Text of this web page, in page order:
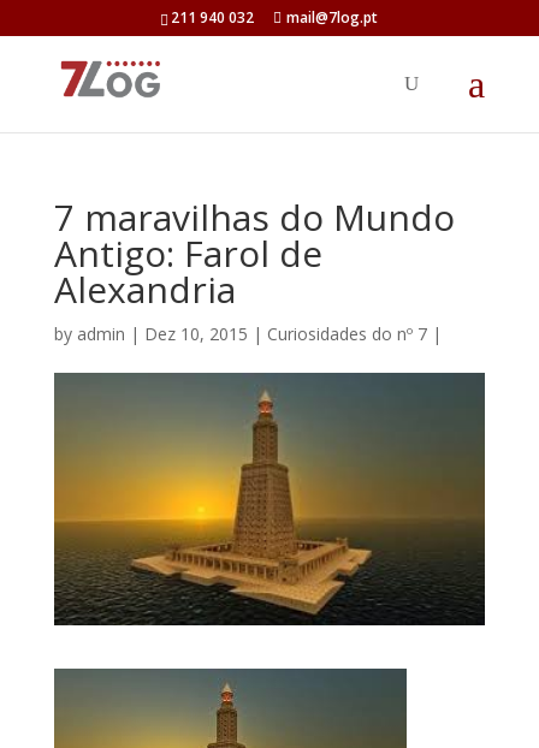
211 940 032 mail@7log.pt
7 maravilhas do Mundo
Antigo: Farol de
Alexandria
by admin | Dez 10, 2015 | Curiosidades do nº 7|